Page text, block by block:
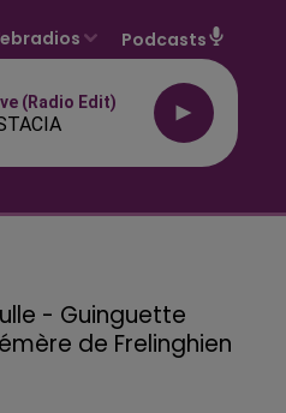
Podcasts
(radio Edit)
- Guinguette
de Frelinghien